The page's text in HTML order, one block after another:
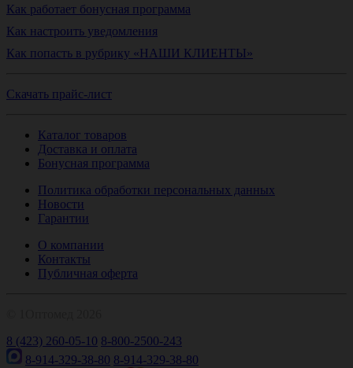
Как работает бонусная программа
Как настроить уведомления
Как попасть в рубрику «НАШИ КЛИЕНТЫ»
Скачать прайс-лист
Каталог товаров
Доставка и оплата
Бонусная программа
Политика обработки персональных данных
Новости
Гарантии
О компании
Контакты
Публичная оферта
8 (423) 260-05-10 8-800-2500-243
8-914-329-38-80 8-914-329-38-80